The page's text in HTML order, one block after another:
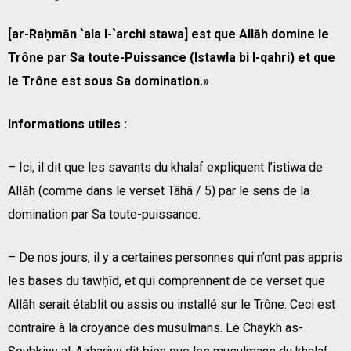
[ar-Raḥmān `ala l-`archi stawa] est que Allāh domine le
Trône par Sa toute-Puissance (Istawla bi l-qahri) et que
le Trône est sous Sa domination.»
Informations utiles :
– Ici, il dit que les savants du khalaf expliquent l’istiwa de
Allāh (comme dans le verset Tâhâ / 5) par le sens de la
domination par Sa toute-puissance.
– De nos jours, il y a certaines personnes qui n’ont pas appris
les bases du tawḥīd, et qui comprennent de ce verset que
Allāh serait établit ou assis ou installé sur le Trône. Ceci est
contraire à la croyance des musulmans. Le Chaykh as-